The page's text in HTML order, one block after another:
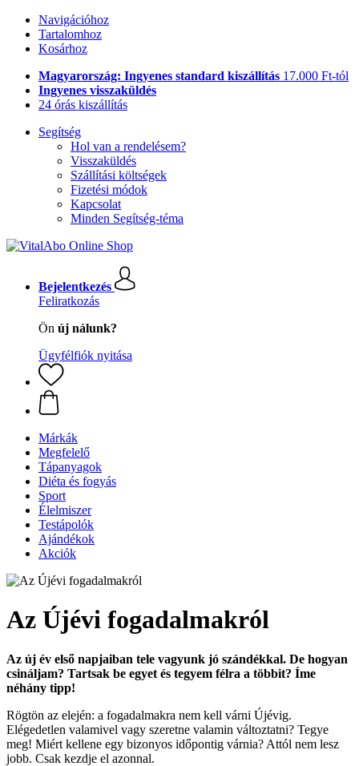
Navigációhoz
Tartalomhoz
Kosárhoz
Magyarország: Ingyenes standard kiszállítás 17.000 Ft-tól
Ingyenes visszaküldés
24 órás kiszállítás
Segítség
Hol van a rendelésem?
Visszaküldés
Szállítási költségek
Fizetési módok
Kapcsolat
Minden Segítség-téma
Bejelentkezés
Feliratkozás
Ön új nálunk?
Ügyfélfiók nyitása
Márkák
Megfelelő
Tápanyagok
Diéta és fogyás
Sport
Élelmiszer
Testápolók
Ajándékok
Akciók
Az Újévi fogadalmakról
Az új év első napjaiban tele vagyunk jó szándékkal. De hogyan
csináljam? Tartsak be egyet és tegyem félra a többit? Íme
néhány tipp!
Rögtön az elején: a fogadalmakra nem kell várni Újévig.
Elégedetlen valamivel vagy szeretne valamin változtatni? Tegye
meg! Miért kellene egy bizonyos időpontig várnia? Attól nem lesz
jobb. Csak kezdje el azonnal.